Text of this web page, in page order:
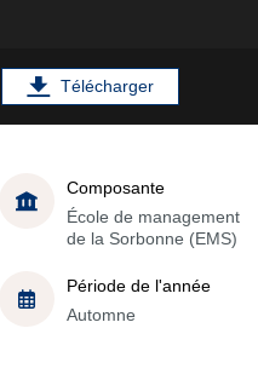
Télécharger
Composante
École de management
de la Sorbonne (EMS)
Période de l'année
Automne